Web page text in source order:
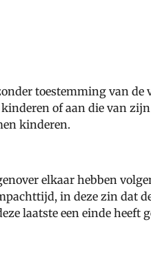
toestemming van de
of aan die van zijn
kinderen.
elkaar hebben
in deze zin dat
laatste een einde heeft